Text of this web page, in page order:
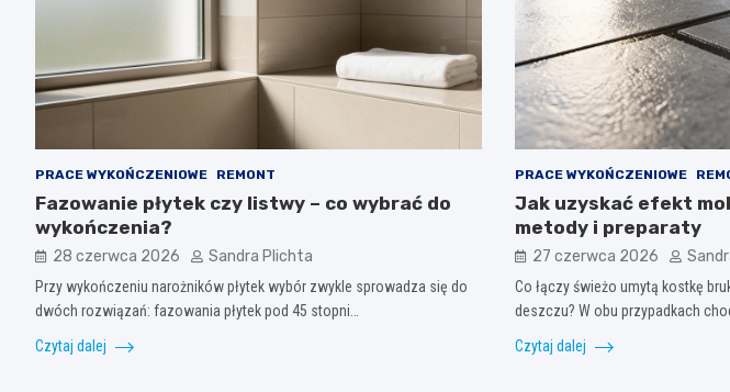
PRACE WYKOŃCZENIOWE REMONT
Fazowanie płytek czy listwy – co wybrać do
wykończenia?
28 czerwca 2026 Sandra Plichta
Przy wykończeniu narożników płytek wybór zwykle sprowadza się do
dwóch rozwiązań: fazowania płytek pod 45 stopni…
Czytaj dalej
PRACE WYKOŃCZENIOWE
Jak uzyskać efekt
metody i preparaty
27 czerwca 2026
Co łączy świeżo umytą kostkę
deszczu? W obu przypadkach
Czytaj dalej